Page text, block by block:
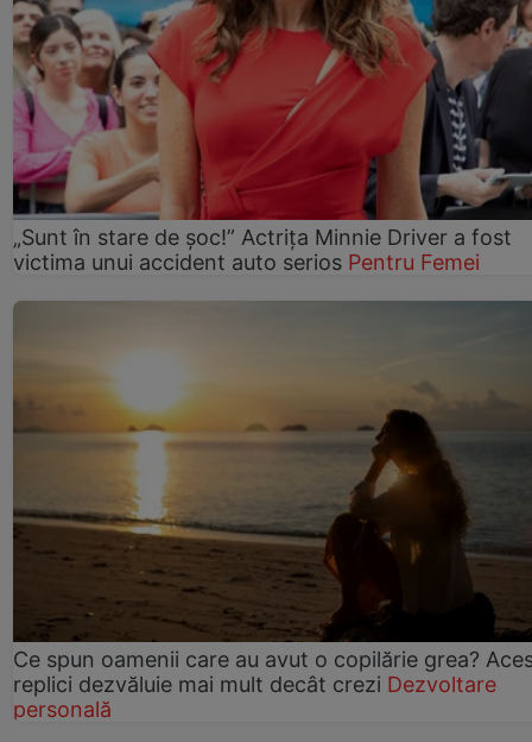
„Sunt în stare de șoc!” Actrița Minnie Driver a fost
victima unui accident auto serios Pentru Femei
Ce spun oamenii care au avut o copilărie grea?
replici dezvăluie mai mult decât crezi Dezvoltare
personală